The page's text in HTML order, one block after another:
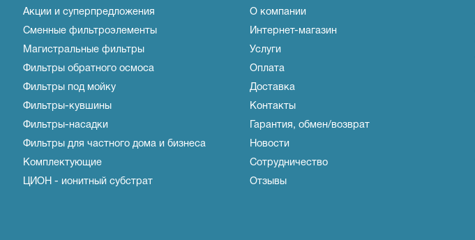
Акции и суперпредложения
Сменные фильтроэлементы
Магистральные фильтры
Фильтры обратного осмоса
Фильтры под мойку
Фильтры-кувшины
Фильтры-насадки
Фильтры для частного дома и бизнеса
Комплектующие
ЦИОН - ионитный субстрат
О компании
Интернет-магазин
Услуги
Оплата
Доставка
Контакты
Гарантия, обмен/возврат
Новости
Сотрудничество
Отзывы